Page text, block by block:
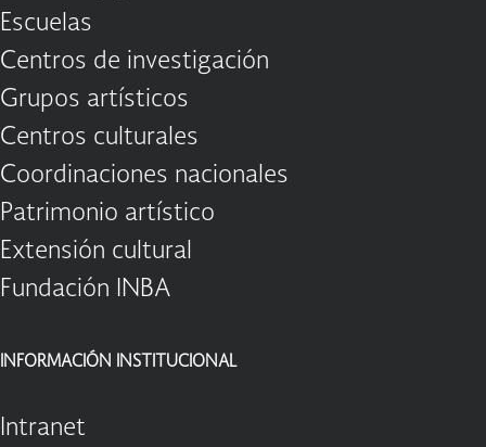
Escuelas
Centros de investigación
Grupos artísticos
Centros culturales
Coordinaciones nacionales
Patrimonio artístico
Extensión cultural
Fundación INBA
INFORMACIÓN INSTITUCIONAL
Intranet